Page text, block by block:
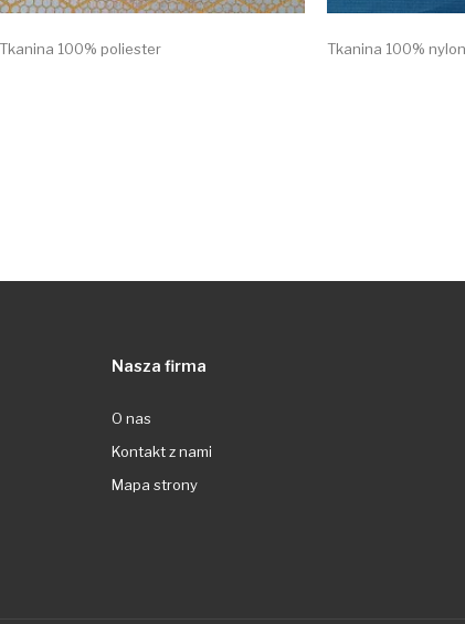
Tkanina 100% poliester Tkanina 100% nylon
Nasza firma
O nas
Kontakt z nami
Mapa strony